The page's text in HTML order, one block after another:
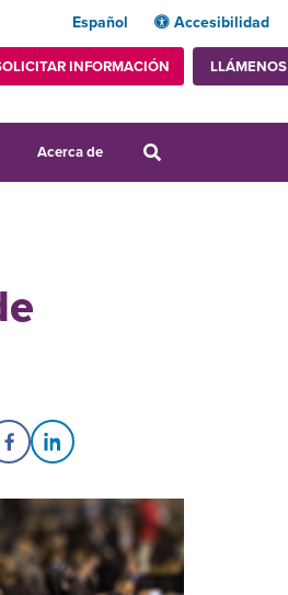
Español Accesibilidad
INFORMACIÓN LLÁMENOS
Acerca de
Share on Facebook
Share on LinkedIn